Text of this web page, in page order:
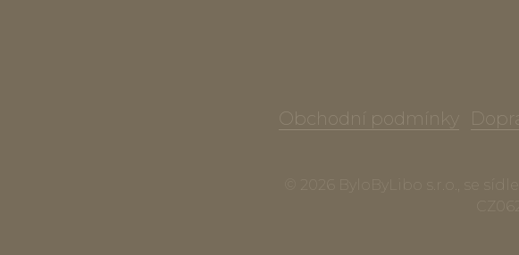
Obchodní podmínky
© 2026 ByloByLibo s.r.o., se